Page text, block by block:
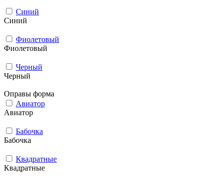
Синий
Синий
Фиолетовый
Фиолетовый
Черный
Черный
Оправы форма
Авиатор
Авиатор
Бабочка
Бабочка
Квадратные
Квадратные